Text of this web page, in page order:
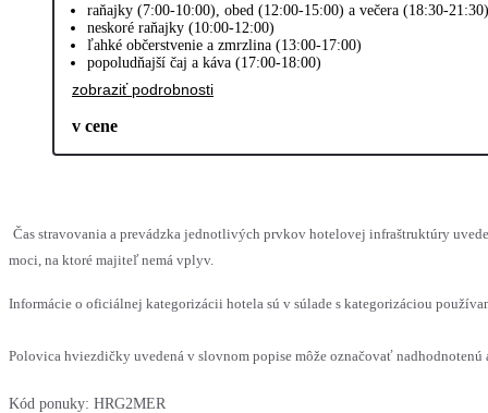
raňajky (7:00-10:00), obed (12:00-15:00) a večera (18:30-
neskoré raňajky (10:00-12:00)
ľahké občerstvenie a zmrzlina (13:00-17:00)
popoludňajší čaj a káva (17:00-18:00)
zobraziť podrobnosti
v cene
Čas stravovania a prevádzka jednotlivých prvkov hotelovej infraštruktúry
moci, na ktoré majiteľ nemá vplyv.
Informácie o oficiálnej kategorizácii hotela sú v súlade s kategorizáciou
Polovica hviezdičky uvedená v slovnom popise môže označovať
Kód ponuky: HRG2MER